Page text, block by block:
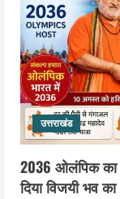
उत्तराखंड
2036 ओलंपिक का
दिया विजयी भव का